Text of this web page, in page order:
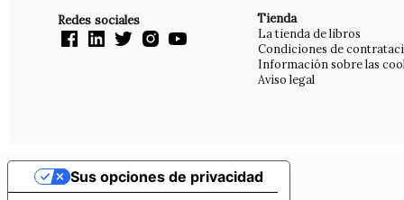
Redes sociales Tienda
La tienda de libros
Condiciones de
Información sobre las
Aviso legal
Sus opciones de privacidad